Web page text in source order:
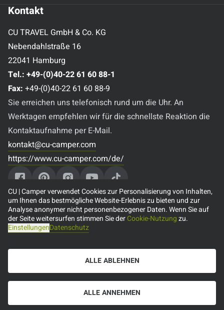
Kontakt
CU TRAVEL GmbH & Co. KG
Nebendahlstraße 16
22041 Hamburg
Tel.: +49-(0)40-22 61 60 88-1
Fax: +49-(0)40-22 61 60 88-9
Sie erreichen uns telefonisch rund um die Uhr. An
Werktagen empfehlen wir für die schnellste Reaktion die
Kontaktaufnahme per E-Mail.
kontakt@cu-camper.com
https://www.cu-camper.com/de/
Beliebte Reiseziele
🇨🇦 Camper mieten in Kanada
🇺🇸 Camper mieten in den USA
🇦🇺 Camper mieten in Australien
🇳🇿 Camper mieten in Neuseeland
🇩🇪 Camper mieten in Deutschland
CU | Camper verwendet Cookies zur Personalisierung von Inhalten,
um Ihnen das bestmögliche Website-Erlebnis zu bieten und zur
Analyse anonymer nicht personenbezogener Daten. Wenn Sie auf
der Seite weitersurfen stimmen Sie derCookie-Nutzungzu.
EinstellungenDatenschutz
ALLE ABLEHNEN
ALLE ANNEHMEN